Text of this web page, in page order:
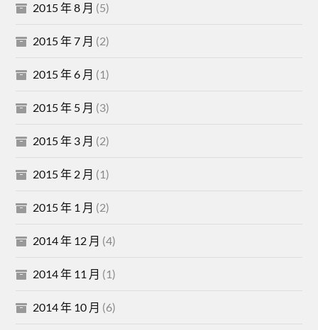
2015 年 8 月 (5)
2015 年 7 月 (2)
2015 年 6 月 (1)
2015 年 5 月 (3)
2015 年 3 月 (2)
2015 年 2 月 (1)
2015 年 1 月 (2)
2014 年 12 月 (4)
2014 年 11 月 (1)
2014 年 10 月 (6)